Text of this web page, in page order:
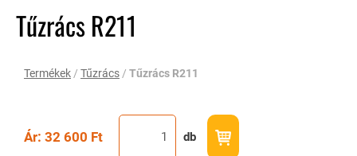
Tűzrács R211
Termékek / Tűzrács / Tűzrács R211
Ár: 32 600 Ft db